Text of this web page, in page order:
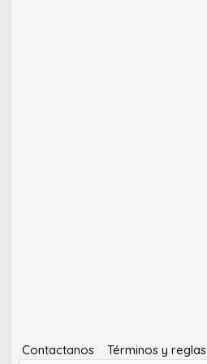
Contactanos Términos y reglas